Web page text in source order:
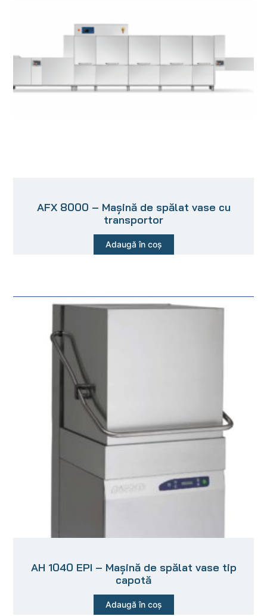
AFX 8000 – Mașină de spălat vase cu
transportor
Adaugă în coș
AH 1040 EPI – Mașină de spălat vase tip
capotă
Adaugă în coș